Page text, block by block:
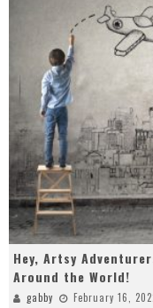
Hey, Artsy
Around the World!
gabby February 16,